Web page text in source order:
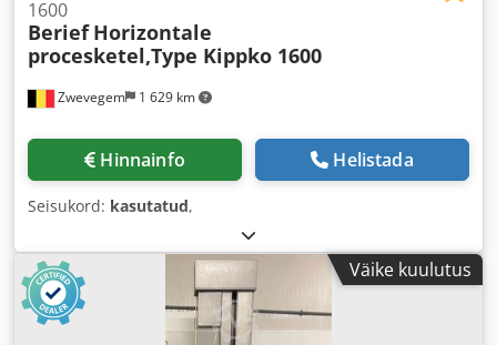
Zwevegem 1 629 km
1600
Berief Horizontale
procesketel,Type Kippko 1600
Hinnainfo Helistada
Seisukord: kasutatud,
Väike kuulutus